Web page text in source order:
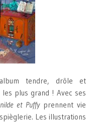
tendre, drôle et
plus grand ! Avec ses
et Puffyprennent vie
Les illustrations